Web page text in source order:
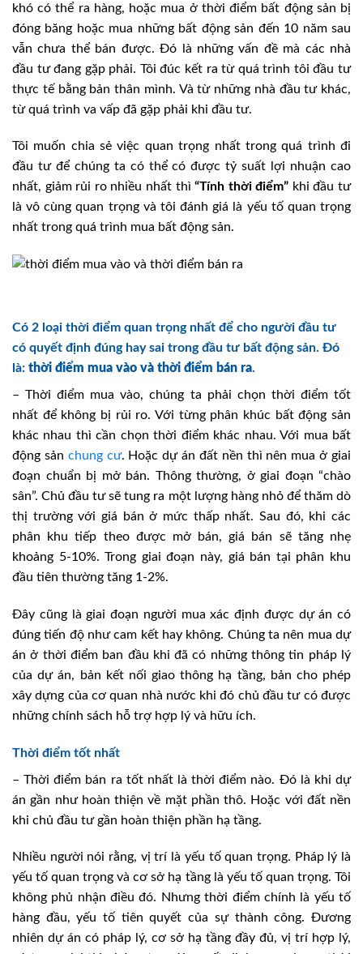
khó có thể ra hàng, hoặc mua ở thời điểm bất động sản bị
đóng băng hoặc mua những bất động sản đến 10 năm sau
vẫn chưa thể bán được. Đó là những vấn đề mà các nhà
đầu tư đang gặp phải. Tôi đúc kết ra từ quá trình tôi đầu tư
thực tế bằng bản thân mình. Và từ những nhà đầu tư khác,
từ quá trình va vấp đã gặp phải khi đầu tư.
Tôi muốn chia sẻ việc quan trọng nhất trong quá trình đi
đầu tư để chúng ta có thể có được tỷ suất lợi nhuận cao
nhất, giảm rủi ro nhiều nhất thì“Tính thời điểm” khi đầu tư
là vô cùng quan trọng và tôi đánh giá là yếu tố quan trọng
nhất trong quá trình mua bất động sản.
Có 2 loại thời điểm quan trọng nhất để cho người đầu tư
có quyết định đúng hay sai trong đầu tư bất động sản. Đó
là: thời điểm mua vào và thời điểm bán ra.
– Thời điểm mua vào, chúng ta phải chọn thời điểm tốt
nhất để không bị rủi ro. Với từng phân khúc bất động sản
khác nhau thì cần chọn thời điểm khác nhau. Với mua bất
động sản chung cư. Hoặc dự án đất nền thì nên mua ở giai
đoạn chuẩn bị mở bán. Thông thường, ở giai đoạn “chào
sân”. Chủ đầu tư sẽ tung ra một lượng hàng nhỏ để thăm dò
thị trường với giá bán ở mức thấp nhất. Sau đó, khi các
phân khu tiếp theo được mở bán, giá bán sẽ tăng nhẹ
khoảng 5-10%. Trong giai đoạn này, giá bán tại phân khu
đầu tiên thường tăng 1-2%.
Đây cũng là giai đoạn người mua xác định được dự án có
đúng tiến độ như cam kết hay không. Chúng ta nên mua dự
án ở thời điểm ban đầu khi đã có những thông tin pháp lý
của dự án, bản kết nối giao thông hạ tầng, bản cho phép
xây dựng của cơ quan nhà nước khi đó chủ đầu tư có được
những chính sách hỗ trợ hợp lý và hữu ích.
Thời điểm tốt nhất
– Thời điểm bán ra tốt nhất là thời điểm nào. Đó là khi dự
án gần như hoàn thiện về mặt phần thô. Hoặc với đất nền
khi chủ đầu tư gần hoàn thiện phần hạ tầng.
Nhiều người nói rằng, vị trí là yếu tố quan trọng. Pháp lý là
yếu tố quan trọng và cơ sở hạ tầng là yếu tố quan trọng. Tôi
không phủ nhận điều đó. Nhưng thời điểm chính là yếu tố
hàng đầu, yếu tố tiên quyết của sự thành công. Đương
nhiên dự án có pháp lý, cơ sở hạ tầng đầy đủ, vị trí hợp lý,